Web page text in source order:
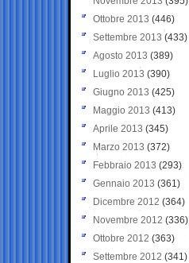
Ottobre 2013 (446)
Settembre 2013 (433)
Agosto 2013 (389)
Luglio 2013 (390)
Giugno 2013 (425)
Maggio 2013 (413)
Aprile 2013 (345)
Marzo 2013 (372)
Febbraio 2013 (293)
Gennaio 2013 (361)
Dicembre 2012 (364)
Novembre 2012 (336)
Ottobre 2012 (363)
Settembre 2012 (341)